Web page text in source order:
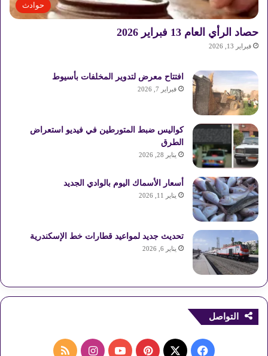
حوادث
حصاد الرأي العام 13 فبراير 2026
فبراير 13, 2026
افتتاح معرض لتدوير المخلفات بأسيوط
فبراير 7, 2026
كواليس ضبط المتورطين في فيديو استعراض
الطرق
يناير 28, 2026
أسعار الأسماك اليوم بالوادي الجديد
يناير 11, 2026
تحديث جديد لمواعيد قطارات خط الإسكندرية
يناير 6, 2026
التواصل